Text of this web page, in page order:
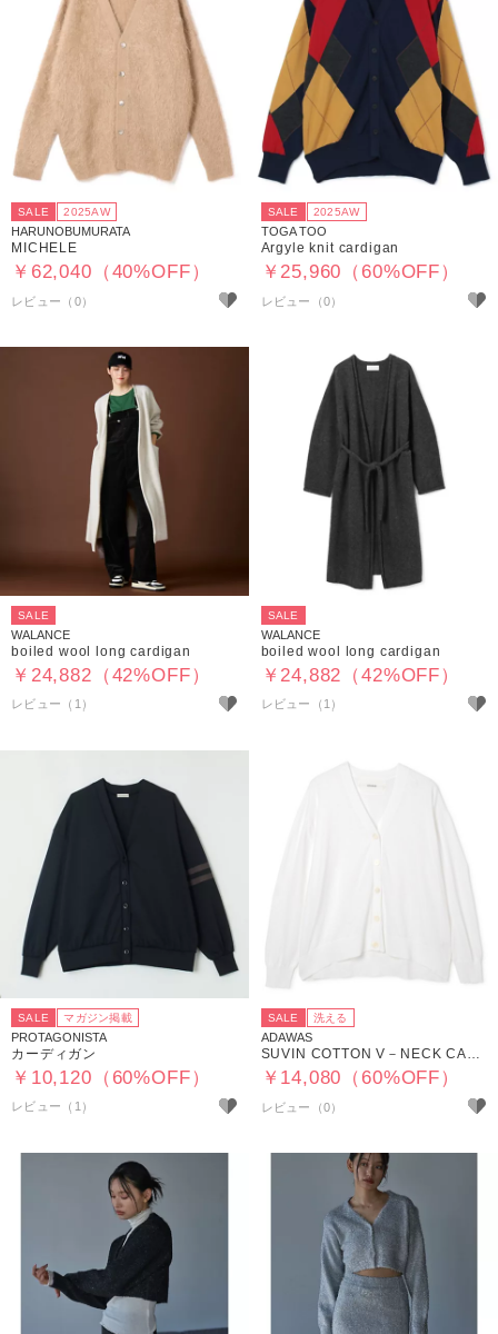
SALE 2025AW
HARUNOBUMURATA
MICHELE
￥62,040（40%OFF）
SALE 2025AW
TOGA TOO
Argyle knit cardigan
￥25,960（60%OFF）
SALE
WALANCE
boiled wool long cardigan
￥24,882（42%OFF）
レビュー（1）
SALE
WALANCE
boiled wool long cardigan
￥24,882（42%OFF）
レビュー（1）
SALE マガジン掲載
PROTAGONISTA
カーディガン
￥10,120（60%OFF）
レビュー（1）
SALE 洗える
ADAWAS
SUVIN COTTON V－NECK CARDIGAN
￥14,080（60%OFF）